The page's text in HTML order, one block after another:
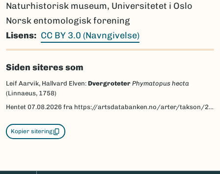
Naturhistorisk museum, Universitetet i Oslo
Norsk entomologisk forening
Lisens
CC BY 3.0 (Navngivelse)
Siden siteres som
Leif Aarvik, Hallvard Elven: Dvergroteter Phymatopus hecta
(Linnaeus, 1758)
Hentet 07.08.2026 fra https://artsdatabanken.no/arter/takson/27791/beskrivelse
Kopier sitering